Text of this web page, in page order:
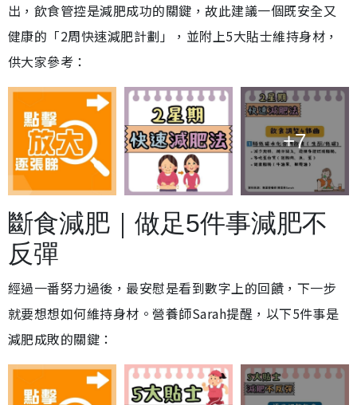
出，飲食管控是減肥成功的關鍵，故此建議一個既安全又
健康的「2周快速減肥計劃」，並附上5大貼士維持身材，
供大家參考：
+7
斷食減肥｜做足5件事減肥不
反彈
經過一番努力過後，最安慰是看到數字上的回饋，下一步
就要想想如何維持身材。營養師Sarah提醒，以下5件事是
減肥成敗的關鍵：